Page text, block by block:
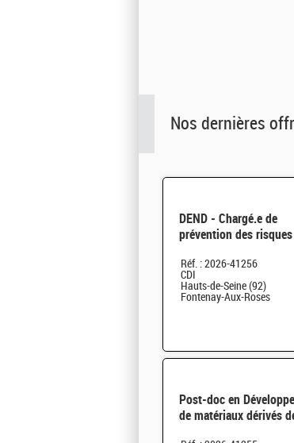
Nos dernières
DEND - Chargé.e de
prévention des risques
en radioprotection H/F
Réf. : 2026-41256
CDI
Hauts-de-Seine (92)
Fontenay-Aux-Roses
Post-doc en
de matériaux dérivés